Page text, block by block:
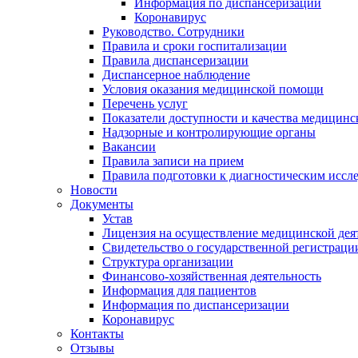
Информация по диспансеризации
Коронавирус
Руководство. Сотрудники
Правила и сроки госпитализации
Правила диспансеризации
Диспансерное наблюдение
Условия оказания медицинской помощи
Перечень услуг
Показатели доступности и качества
Надзорные и контролирующие органы
Вакансии
Правила записи на прием
Правила подготовки к диагностическим
Новости
Документы
Устав
Лицензия на осуществление медицинской
Свидетельство о государственной
Структура организации
Финансово-хозяйственная деятельность
Информация для пациентов
Информация по диспансеризации
Коронавирус
Контакты
Отзывы